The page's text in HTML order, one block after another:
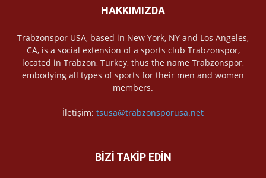
HAKKIMIZDA
Trabzonspor USA, based in New York, NY and Los Angeles,
CA, is a social extension of a sports club Trabzonspor,
located in Trabzon, Turkey, thus the name Trabzonspor,
embodying all types of sports for their men and women
members.
İletişim: tsusa@trabzonsporusa.net
BİZİ TAKİP EDİN